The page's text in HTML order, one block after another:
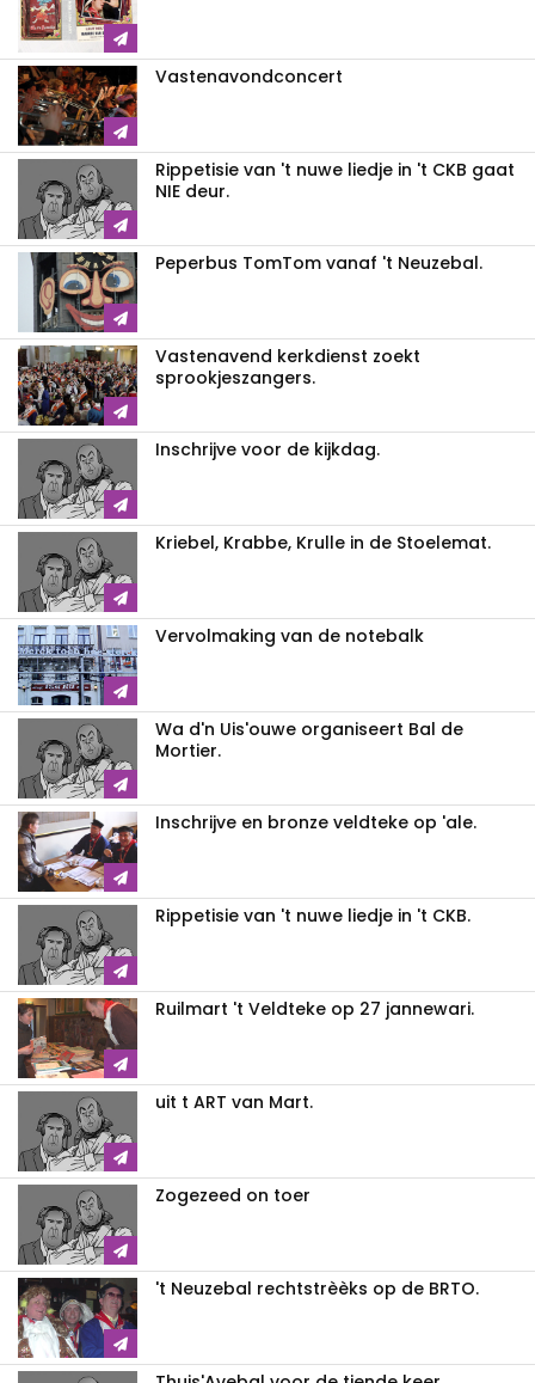
Vastenavondconcert
Rippetisie van 't nuwe liedje in 't CKB gaat
NIE deur.
Peperbus TomTom vanaf 't Neuzebal.
Vastenavend kerkdienst zoekt
sprookjeszangers.
Inschrijve voor de kijkdag.
Kriebel, Krabbe, Krulle in de Stoelemat.
Vervolmaking van de notebalk
Wa d'n Uis'ouwe organiseert Bal de
Mortier.
Inschrijve en bronze veldteke op 'ale.
Rippetisie van 't nuwe liedje in 't CKB.
Ruilmart 't Veldteke op 27 jannewari.
uit t ART van Mart.
Zogezeed on toer
't Neuzebal rechtstrèèks op de BRTO.